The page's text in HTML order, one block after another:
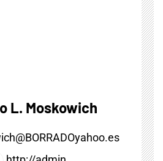
L. Moskowich